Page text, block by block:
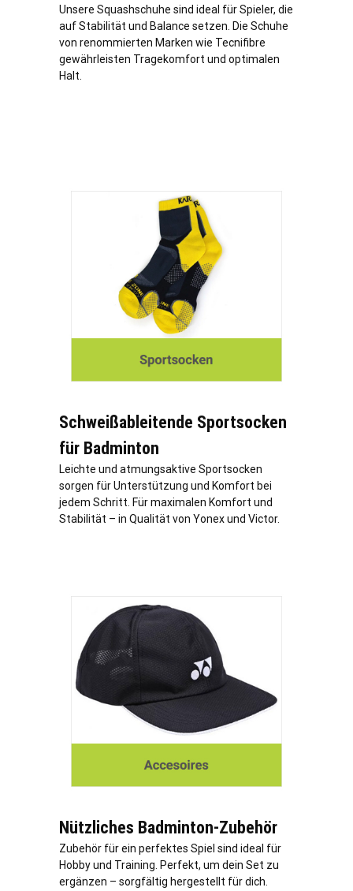
Unsere Squashschuhe sind ideal für Spieler, die
auf Stabilität und Balance setzen. Die Schuhe
von renommierten Marken wie Tecnifibre
gewährleisten Tragekomfort und optimalen
Halt.
Schweißableitende Sportsocken
für Badminton
Leichte und atmungsaktive Sportsocken
sorgen für Unterstützung und Komfort bei
jedem Schritt. Für maximalen Komfort und
Stabilität – in Qualität von Yonex und Victor.
Nützliches Badminton-Zubehör
Zubehör für ein perfektes Spiel sind ideal für
Hobby und Training. Perfekt, um dein Set zu
ergänzen – sorgfältig hergestellt für dich.